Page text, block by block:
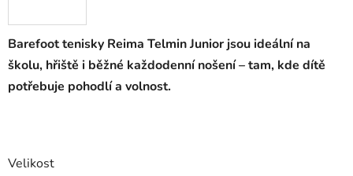
Barefoot tenisky Reima Telmin Junior jsou ideální na
školu, hřiště i běžné každodenní nošení – tam, kde dítě
potřebuje pohodlí a volnost.
Velikost